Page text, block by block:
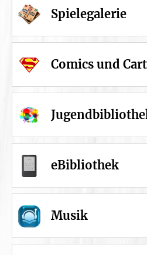
Spielegalerie
Comics und
eBibliothek
Musik